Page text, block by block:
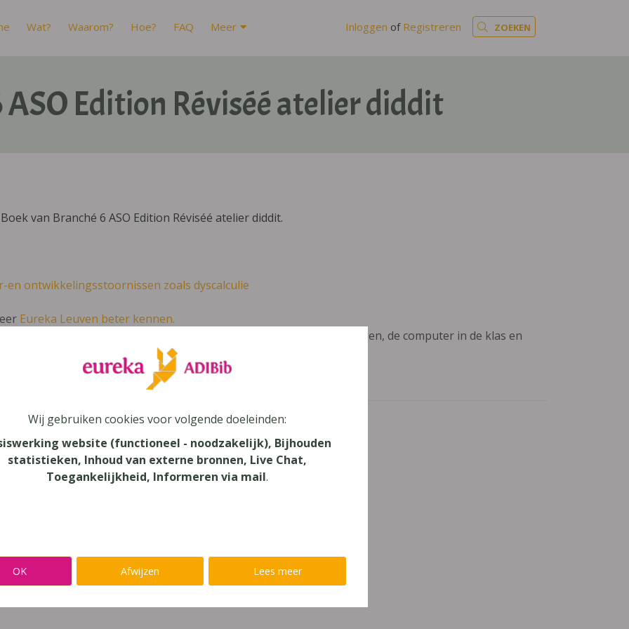
Wat? Waarom? Hoe? FAQ Meer Inloggen of Registreren ZOEKEN
ASO Edition Réviséé atelier diddit
van Branché 6 ASO Edition Réviséé atelier diddit.
en ontwikkelingsstoornissen zoals dyscalculie
Eureka Leuven beter kennen.
in je talent'
en lees meer over thema's als redelijke aanpassingen, de computer in de klas en
6 ASO Edition Réviséé atelier diddit
Wij gebruiken cookies voor volgende doeleinden:
website (functioneel - noodzakelijk), Bijhouden
statistieken, Inhoud van externe bronnen, Live Chat,
Toegankelijkheid, Informeren via mail.
OK Afwijzen Lees meer